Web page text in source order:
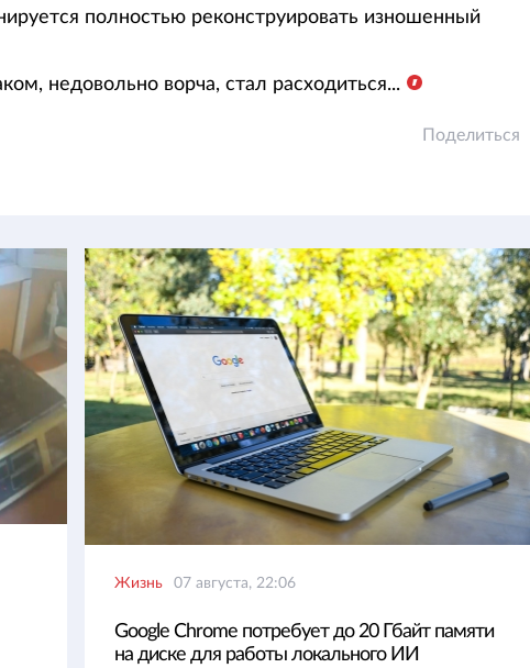
полностью реконструировать изношенный
недовольно ворча, стал расходиться...
Поделиться
Жизнь 07 августа, 22:06
Google Chrome потребует до 20 Гбайт памяти
на диске для работы локального ИИ